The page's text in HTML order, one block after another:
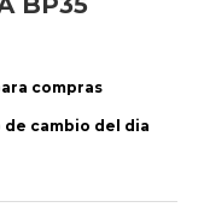
compras
cambio del dia